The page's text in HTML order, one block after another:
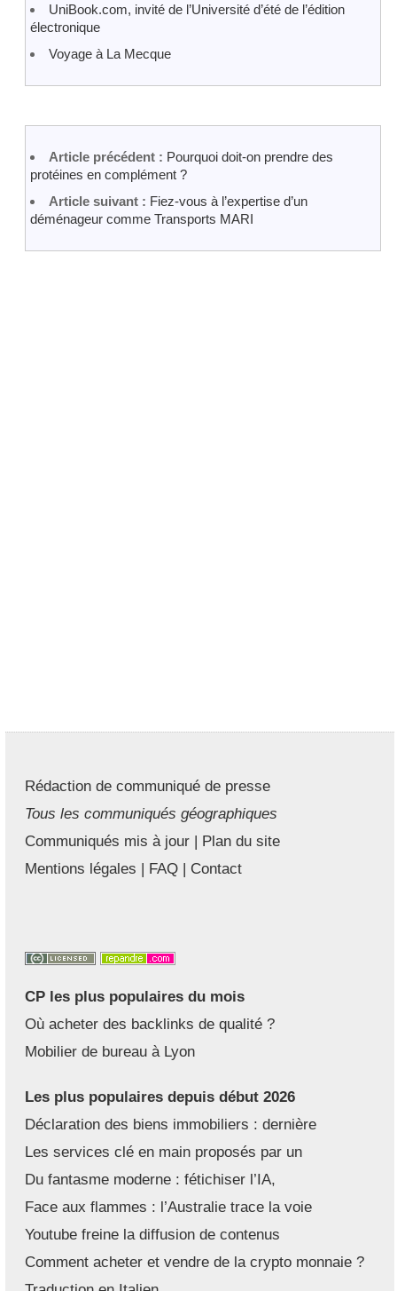
UniBook.com, invité de l’Université d’été de l’édition
électronique
Voyage à La Mecque
Article précédent : Pourquoi doit-on prendre des
protéines en complément ?
Article suivant : Fiez-vous à l’expertise d’un
déménageur comme Transports MARI
Rédaction de communiqué de presse
Tous les communiqués géographiques
Communiqués mis à jour | Plan du site
Mentions légales | FAQ | Contact
CP les plus populaires du mois
Où acheter des backlinks de qualité ?
Mobilier de bureau à Lyon
Les plus populaires depuis début 2026
Déclaration des biens immobiliers : dernière
Les services clé en main proposés par un
Du fantasme moderne : fétichiser l’IA,
Face aux flammes : l’Australie trace la voie
Youtube freine la diffusion de contenus
Comment acheter et vendre de la crypto monnaie ?